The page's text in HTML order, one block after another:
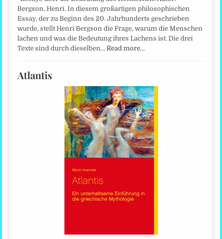
Bergson, Henri. In diesem großartigen philosophischen
Essay, der zu Beginn des 20. Jahrhunderts geschrieben
wurde, stellt Henri Bergson die Frage, warum die Menschen
lachen und was die Bedeutung ihres Lachens ist. Die drei
Texte sind durch dieselben…Read more…
Atlantis